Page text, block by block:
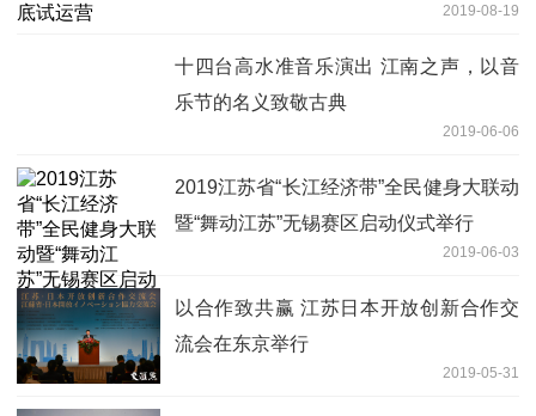
2019-08-19
十四台高水准音乐演出 江南之声，以音
乐节的名义致敬古典
2019-06-06
2019江苏省“长江经济带”全民健身大联动
暨“舞动江苏”无锡赛区启动仪式举行
2019-06-03
以合作致共赢 江苏日本开放创新合作交
流会在东京举行
2019-05-31